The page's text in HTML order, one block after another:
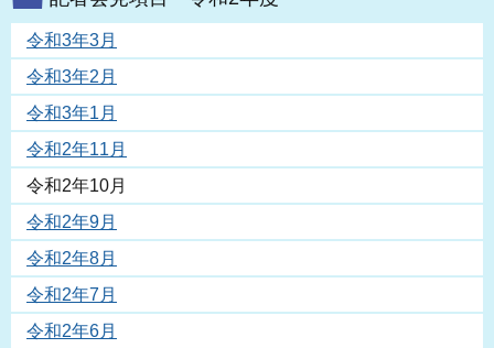
令和3年3月
令和3年2月
令和3年1月
令和2年11月
令和2年10月
令和2年9月
令和2年8月
令和2年7月
令和2年6月